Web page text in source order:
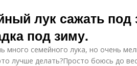
лук сажать под
под зиму.
много семейного лука, но очень
лучше делать?Просто боюсь до